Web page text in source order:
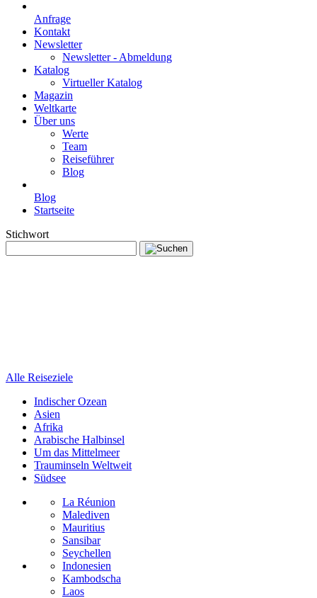
Anfrage
Kontakt
Newsletter
Newsletter - Abmeldung
Katalog
Virtueller Katalog
Magazin
Weltkarte
Über uns
Werte
Team
Reiseführer
Blog
Blog
Startseite
Stichwort
Alle Reiseziele
Indischer Ozean
Asien
Afrika
Arabische Halbinsel
Um das Mittelmeer
Trauminseln Weltweit
Südsee
La Réunion
Malediven
Mauritius
Sansibar
Seychellen
Indonesien
Kambodscha
Laos